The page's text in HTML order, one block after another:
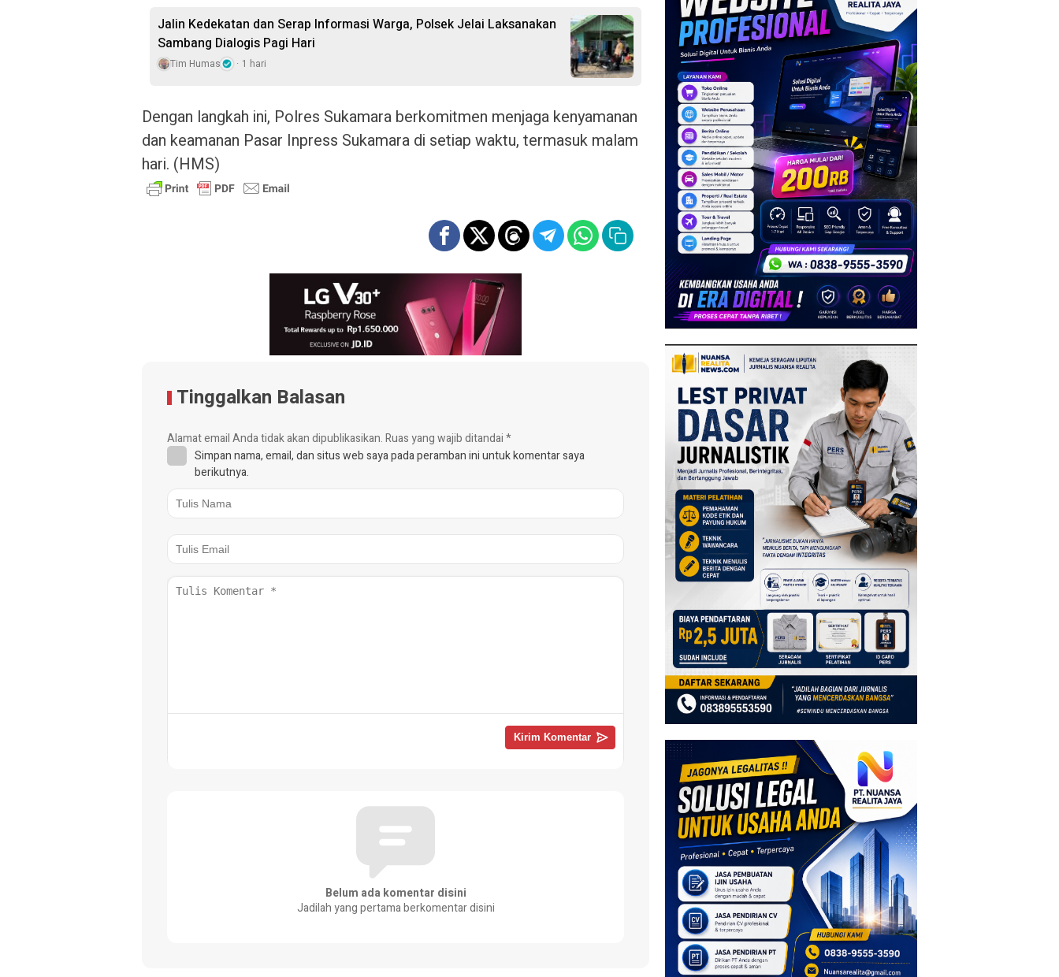
Jalin Kedekatan dan Serap Informasi Warga, Polsek Jelai Laksanakan
Sambang Dialogis Pagi Hari
Tim Humas 1 hari
Dengan langkah ini, Polres Sukamara berkomitmen menjaga kenyamanan
dan keamanan Pasar Inpress Sukamara di setiap waktu, termasuk malam
hari. (HMS)
Tinggalkan Balasan
Alamat email Anda tidak akan dipublikasikan.Ruas yang wajib ditandai*
Simpan nama, email, dan situs web saya pada peramban ini untuk komentar saya
berikutnya.
Belum ada komentar disini
Jadilah yang pertama berkomentar disini